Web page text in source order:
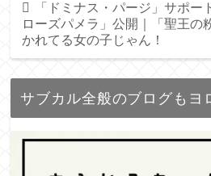
「ドミナス・パージ」サポー
ローズパメラ」公開｜「聖王の
かれてる女の子じゃん！
サブカル全般のブログもヨ